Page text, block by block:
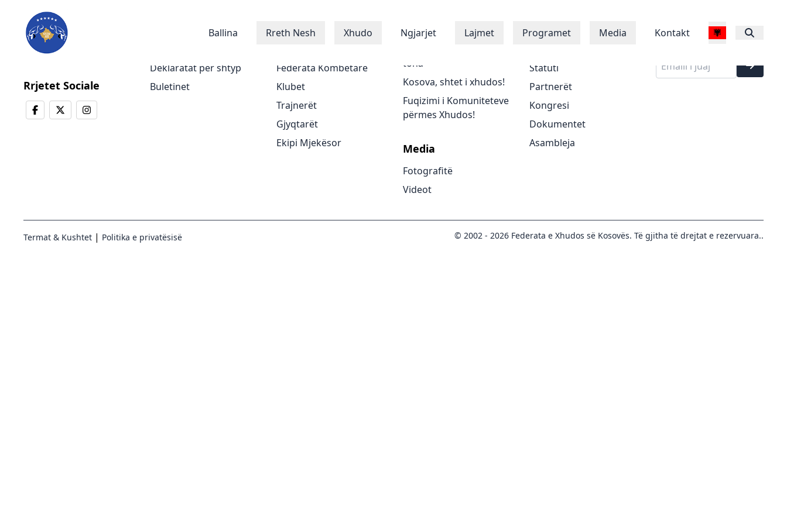
Ballina Rreth Nesh Xhudo Ngjarjet Lajmet Programet Media Kontakt
Rrjetet Sociale
Deklaratat për shtyp
Buletinet
Xhudistët
Federata Kombëtare
Klubet
Trajnerët
Gjyqtarët
Ekipi Mjekësor
Programet
tona
Kosova, shtet i xhudos!
Fuqizimi i Komuniteteve
përmes Xhudos!
Media
Fotografitë
Videot
Rreth Nesh
Statuti
Partnerët
Kongresi
Dokumentet
Asambleja
Regjistrohu në
buletinin tonë
Termat & Kushtet | Politika e privatësisë © 2002 - 2026 Federata e Xhudos së Kosovës. Të gjitha të drejtat e rezervuara..